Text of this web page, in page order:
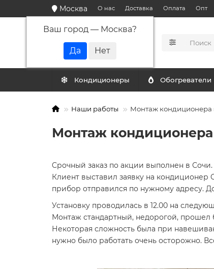
Москва
Ваш город — Москва?
О нас Доставка Оплата Опт
Кондиционеры Обогреватели
Наши работы Монтаж кондиционера
Монтаж кондиционера
Cрочный заказ по акции выполнен в Сочи.
Клиент выставил заявку на кондиционер
прибор отправился по нужному адресу.
Установку проводилась в 12.00 на
Монтаж стандартный, недорогой, прошел
Некоторая сложность была при
нужно было работать очень осторожно.